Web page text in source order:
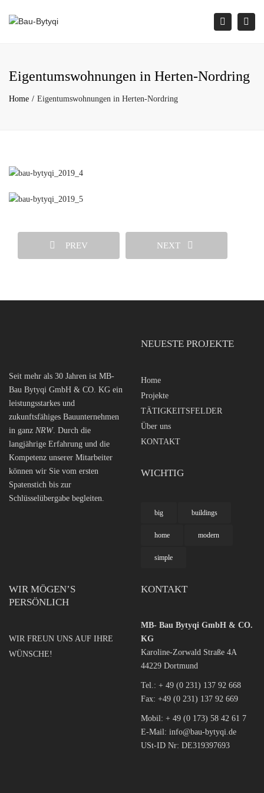
Search
Eigentumswohnungen in Herten-Nordring
Home Eigentumswohnungen in Herten-Nordring
PREV NEXT
Seit mehr als 30 Jahren ist MB-
Bau Bytyqi GmbH & CO. KG ein
leistungsstarkes und
zukunftsfähiges Bauunternehmen
in ganz NRW. Durch die
langjährige Erfahrung und die
Kompetenz unserer Mitarbeiter
können wir Sie vom ersten
Spatenstich bis zur
Schlüsselübergabe begleiten.
NEUESTE PROJEKTE
Home
Projekte
TÄTIGKEITSFELDER
Über uns
KONTAKT
WICHTIG
big buildings
home modern
simple
WIR MÖGEN’S
PERSÖNLICH
WIR FREUN UNS AUF IHRE
WÜNSCHE!
KONTAKT
MB- Bau Bytyqi GmbH & CO.
KG
Karoline-Zorwald Straße 4A
44229 Dortmund
Tel.: + 49 (0 231) 137 92 668
Fax: +49 (0 231) 137 92 669
Mobil: + 49 (0 173) 58 42 61 7
E-Mail: info@bau-bytyqi.de
USt-ID Nr: DE319397693